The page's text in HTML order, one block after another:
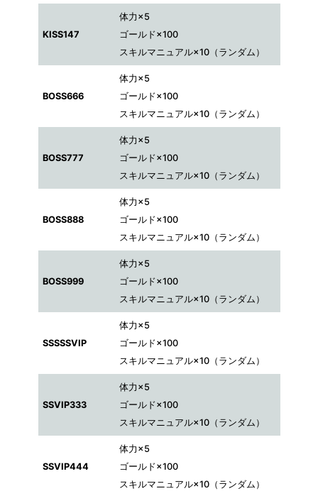
KISS147
体力×5
ゴールド×100
スキルマニュアル×10（ランダム）
BOSS666
体力×5
ゴールド×100
スキルマニュアル×10（ランダム）
BOSS777
体力×5
ゴールド×100
スキルマニュアル×10（ランダム）
BOSS888
体力×5
ゴールド×100
スキルマニュアル×10（ランダム）
BOSS999
体力×5
ゴールド×100
スキルマニュアル×10（ランダム）
SSSSSVIP
体力×5
ゴールド×100
スキルマニュアル×10（ランダム）
SSVIP333
体力×5
ゴールド×100
スキルマニュアル×10（ランダム）
SSVIP444
体力×5
ゴールド×100
スキルマニュアル×10（ランダム）